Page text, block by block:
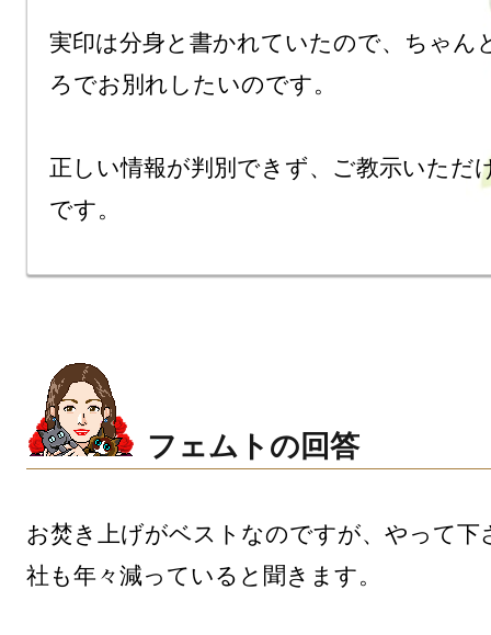
実印は分身と書かれていたので、ちゃん
ろでお別れしたいのです。
正しい情報が判別できず、ご教示いただ
です。
フェムトの回答
お焚き上げがベストなのですが、やって下
社も年々減っていると聞きます。